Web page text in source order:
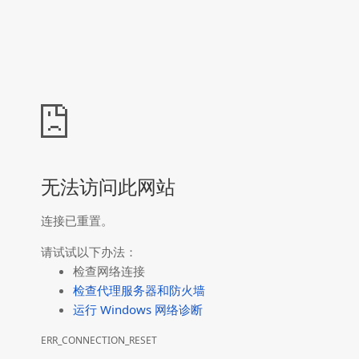
无法访问此网站
连接已重置。
请试试以下办法：
检查网络连接
检查代理服务器和防火墙
运行 Windows 网络诊断
ERR_CONNECTION_RESET